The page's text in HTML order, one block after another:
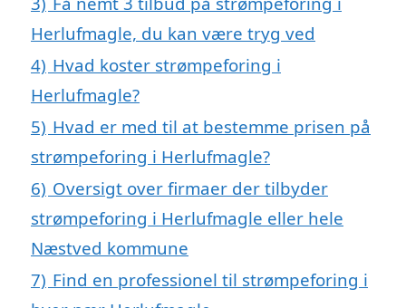
Herlufmagle, du kan være tryg ved
4) Hvad koster strømpeforing i
Herlufmagle?
5) Hvad er med til at bestemme prisen på
strømpeforing i Herlufmagle?
6) Oversigt over firmaer der tilbyder
strømpeforing i Herlufmagle eller hele
Næstved kommune
7) Find en professionel til strømpeforing i